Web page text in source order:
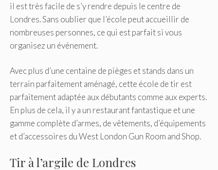
il est très facile de s’y rendre depuis le centre de
Londres. Sans oublier que l’école peut accueillir de
nombreuses personnes, ce qui est parfait si vous
organisez un événement.
Avec plus d’une centaine de pièges et stands dans un
terrain parfaitement aménagé, cette école de tir est
parfaitement adaptée aux débutants comme aux experts.
En plus de cela, il y a un restaurant fantastique et une
gamme complète d’armes, de vêtements, d’équipements
et d’accessoires du West London Gun Room and Shop.
Tir à l’argile de Londres